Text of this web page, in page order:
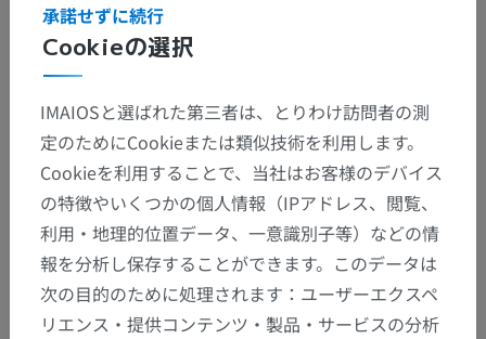
Cookieの選択
承諾せずに続行
IMAIOSと選ばれた第三者は、とりわけ訪問者の測
定のためにCookieまたは類似技術を利用します。
Cookieを利用することで、当社はお客様のデバイス
の特徴やいくつかの個人情報（IPアドレス、閲覧、
利用・地理的位置データ、一意識別子等）などの情
報を分析し保存することができます。このデータは
次の目的のために処理されます：ユーザーエクスペ
リエンス・提供コンテンツ・製品・サービスの分析